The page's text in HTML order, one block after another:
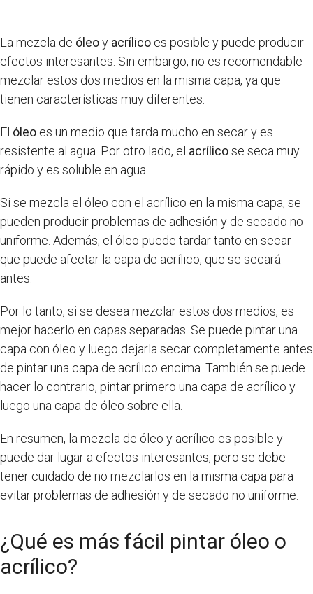
La mezcla de óleoy acrílico es posible y puede producir
efectos interesantes. Sin embargo, no es recomendable
mezclar estos dos medios en la misma capa, ya que
tienen características muy diferentes.
El óleo es un medio que tarda mucho en secar y es
resistente al agua. Por otro lado, el acrílicose seca muy
rápido y es soluble en agua.
Si se mezcla el óleo con el acrílico en la misma capa, se
pueden producir problemas de adhesión y de secado no
uniforme. Además, el óleo puede tardar tanto en secar
que puede afectar la capa de acrílico, que se secará
antes.
Por lo tanto, si se desea mezclar estos dos medios, es
mejor hacerlo en capas separadas. Se puede pintar una
capa con óleo y luego dejarla secar completamente antes
de pintar una capa de acrílico encima. También se puede
hacer lo contrario, pintar primero una capa de acrílico y
luego una capa de óleo sobre ella.
En resumen, la mezcla de óleo y acrílico es posible y
puede dar lugar a efectos interesantes, pero se debe
tener cuidado de no mezclarlos en la misma capa para
evitar problemas de adhesión y de secado no uniforme.
¿Qué es más fácil pintar óleo o
acrílico?